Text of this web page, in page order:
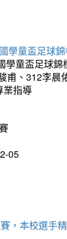
學童盃足球
學童盃足球
甫、312李
業指導
05
，本校選手